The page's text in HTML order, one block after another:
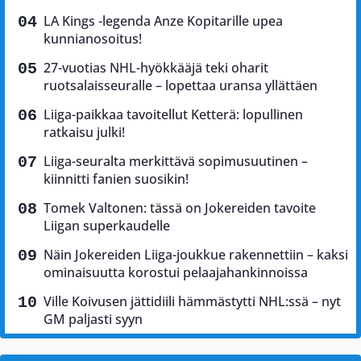
LA Kings -legenda Anze Kopitarille upea
kunnianosoitus!
27-vuotias NHL-hyökkääjä teki oharit
ruotsalaisseuralle – lopettaa uransa yllättäen
Liiga-paikkaa tavoitellut Ketterä: lopullinen
ratkaisu julki!
Liiga-seuralta merkittävä sopimusuutinen –
kiinnitti fanien suosikin!
Tomek Valtonen: tässä on Jokereiden tavoite
Liigan superkaudelle
Näin Jokereiden Liiga-joukkue rakennettiin – kaksi
ominaisuutta korostui pelaajahankinnoissa
Ville Koivusen jättidiili hämmästytti NHL:ssä – nyt
GM paljasti syyn